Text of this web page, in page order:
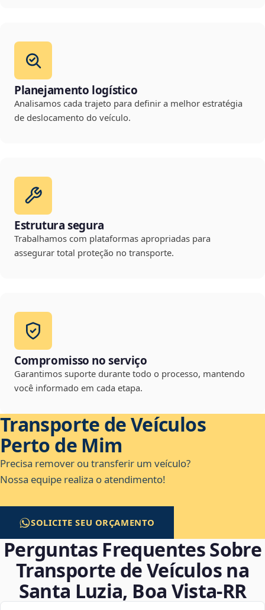
Planejamento logístico
Analisamos cada trajeto para definir a melhor estratégia
de deslocamento do veículo.
Estrutura segura
Trabalhamos com plataformas apropriadas para
assegurar total proteção no transporte.
Compromisso no serviço
Garantimos suporte durante todo o processo, mantendo
você informado em cada etapa.
Transporte de Veículos
Perto de Mim
Precisa remover ou transferir um veículo?
Nossa equipe realiza o atendimento!
SOLICITE SEU ORÇAMENTO
Perguntas Frequentes Sobre
Transporte de Veículos na
Santa Luzia, Boa Vista‑RR